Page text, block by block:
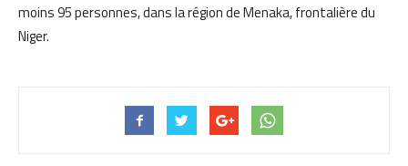
moins 95 personnes, dans la région de Menaka, frontalière du
Niger.